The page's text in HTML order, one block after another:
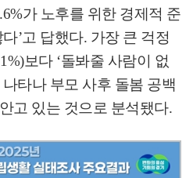
가 노후를 위한 경제적 준
다’고 답했다. 가장 큰 걱정
보다 ‘돌봐줄 사람이 없
타나 부모 사후 돌봄 공백
고 있는 것으로 분석됐다.